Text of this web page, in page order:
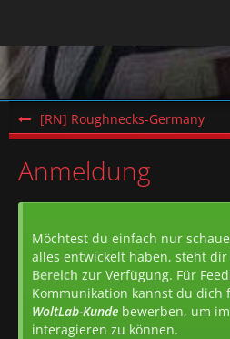
[RN] Roughnecks-Germany
Anmeldung
Möchtest du einfach nur
alles entwickelt haben, steht
Bereich zur Verfügung. Für
Kommunikation kannst du dich
WoltLab-Kunde bewerben, um
interagieren zu können.